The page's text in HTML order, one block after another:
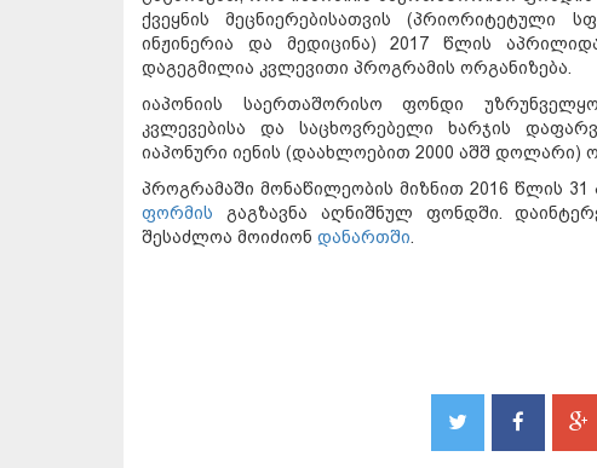
ქვეყნის მეცნიერებისათვის (პრიორიტეტული
ინჟინერია და მედიცინა) 2017 წლის
დაგეგმილია კვლევითი პროგრამის ორგანიზება.
იაპონიის საერთაშორისო ფონდი
კვლევებისა და საცხოვრებელი ხარჯის
იაპონური იენის (დაახლოებით 2000 აშშ დოლარი)
პროგრამაში მონაწილეობის მიზნით 2016 წლის 31
ფორმის გაგზავნა აღნიშნულ ფონდში.
შესაძლოა მოიძიონ დანართში.